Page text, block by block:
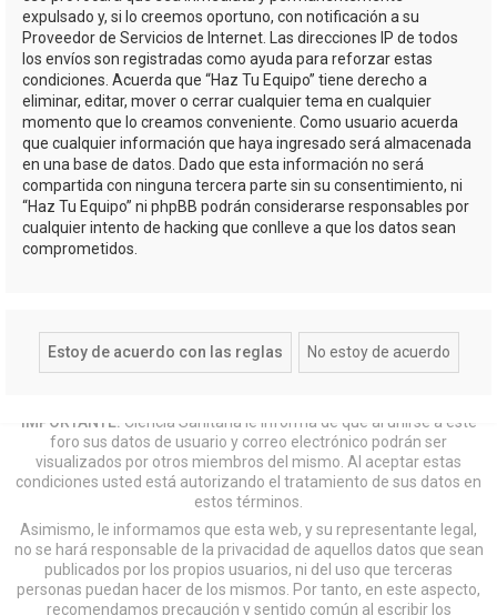
expulsado y, si lo creemos oportuno, con notificación a su
Proveedor de Servicios de Internet. Las direcciones IP de todos
los envíos son registradas como ayuda para reforzar estas
condiciones. Acuerda que “Haz Tu Equipo” tiene derecho a
eliminar, editar, mover o cerrar cualquier tema en cualquier
momento que lo creamos conveniente. Como usuario acuerda
que cualquier información que haya ingresado será almacenada
en una base de datos. Dado que esta información no será
compartida con ninguna tercera parte sin su consentimiento, ni
“Haz Tu Equipo” ni phpBB podrán considerarse responsables por
cualquier intento de hacking que conlleve a que los datos sean
comprometidos.
IMPORTANTE: Ciencia Sanitaria le informa de que al unirse a este
foro sus datos de usuario y correo electrónico podrán ser
visualizados por otros miembros del mismo. Al aceptar estas
condiciones usted está autorizando el tratamiento de sus datos en
estos términos.
Asimismo, le informamos que esta web, y su representante legal,
no se hará responsable de la privacidad de aquellos datos que sean
publicados por los propios usuarios, ni del uso que terceras
personas puedan hacer de los mismos. Por tanto, en este aspecto,
recomendamos precaución y sentido común al escribir los